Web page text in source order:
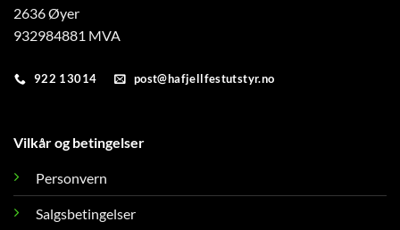
2636 Øyer
932984881 MVA
922 13014 post@hafjellfestutstyr.no
Vilkår og betingelser
Personvern
Salgsbetingelser